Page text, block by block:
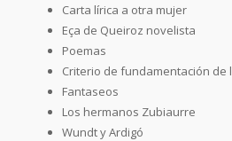
Carta lírica a otra mujer
Eça de Queiroz novelista
Poemas
Criterio de fundamentación de
Fantaseos
Los hermanos Zubiaurre
Wundt y Ardigó